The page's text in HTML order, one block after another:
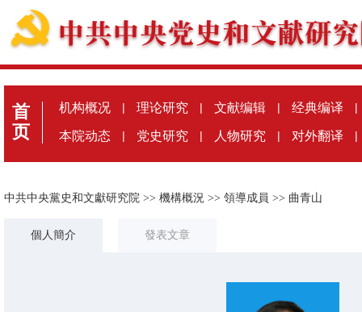
首
页
机构概况 | 理论研究 | 文献编辑 | 经典编译 |
本院动态 | 党史研究 | 人物研究 | 对外翻译 |
中共中央黨史和文獻研究院 >> 機構概況 >> 領導成員 >> 曲青山
個人簡介 發表文章